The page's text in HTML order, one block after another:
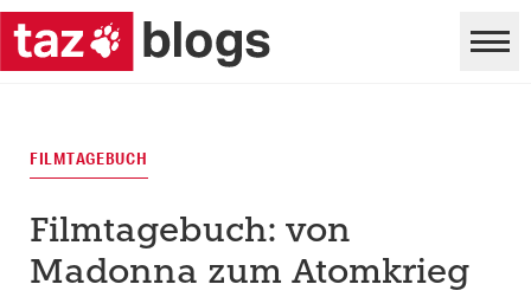
FILMTAGEBUCH
Filmtagebuch: von
Madonna zum Atomkrieg